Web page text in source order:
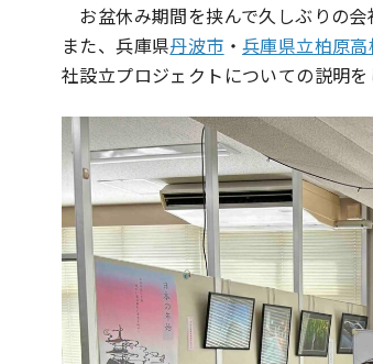
お盆休み期間を挟んで久しぶりの会
また、兵庫県丹波市 ・兵庫県立柏原高
社設立プロジェクトについての説明を